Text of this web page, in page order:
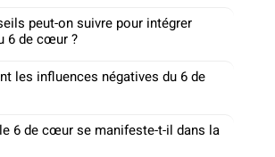
peut-on suivre pour intégrer
6 de cœur ?
les influences négatives du 6 de
6 de cœur se manifeste-t-il dans la